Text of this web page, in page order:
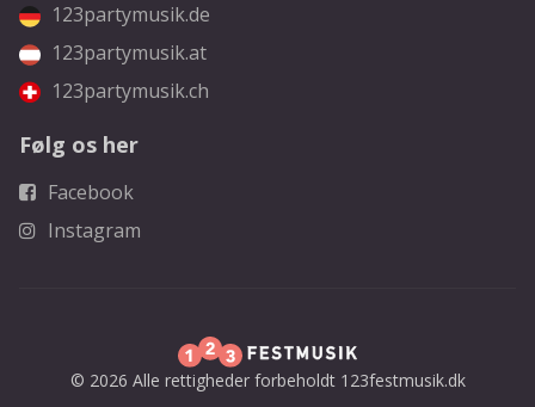
123partymusik.de
123partymusik.at
123partymusik.ch
Følg os her
Facebook
Instagram
© 2026 Alle rettigheder forbeholdt 123festmusik.dk